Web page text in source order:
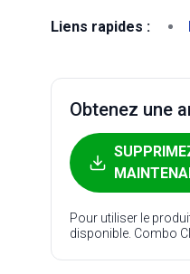
Liens rapides :
Obtenez une
Pour utiliser le
disponible. Combo